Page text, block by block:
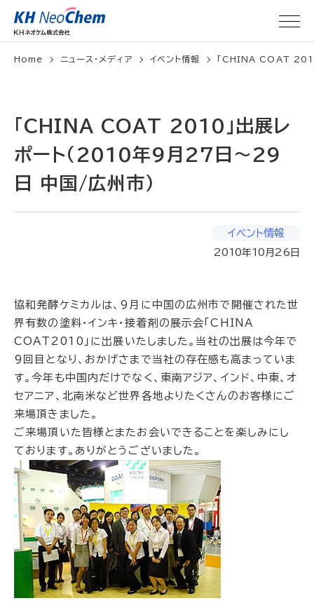
Home ニュース・メディア イベント情報 「CHINA COAT
「CHINA COAT 2010」出展レ
ポート(2010年9月27日～29
日 中国/広州市)
イベント情報
2010年10月26日
協和発酵ケミカルは、9月に中国の広州市で開催された世
界有数の塗料・インキ・接着剤の展示会「CHINA
COAT2010」に出展いたしました。当社の出展は今年で
9回目となり、おかげさまで当社の存在感も高まっていま
す。今年も中国内だけでなく、東南アジア、インド、中東、オ
セアニア、北南米など世界各地よりたくさんのお客様にご
来場頂きました。
ご来場頂いた皆様とまたお会いできることを楽しみにし
ております。ありがとうございました。